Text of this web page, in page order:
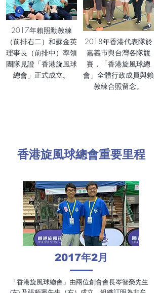
2017年賴照勳教練
（前排右二）和蘇金英
理事長（前排中）率領
團隊見證「香港旋風球
總會」正式成立。
2018年香港代表隊於
嘉義巿與台灣各隊競
賽，「香港旋風球總
會」全體行政成員與賴
教練合照留念。
香港旋風球總會重要里程
2017年2月
「香港旋風球總會」由兩位創會會長岑智榮先生